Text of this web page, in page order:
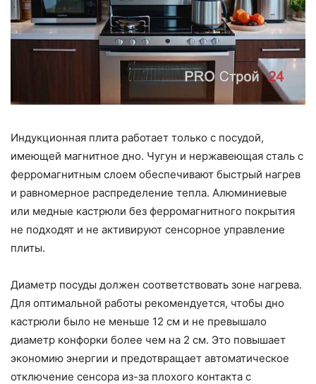
Индукционная плита работает только с посудой,
имеющей магнитное дно. Чугун и нержавеющая сталь с
ферромагнитным слоем обеспечивают быстрый нагрев
и равномерное распределение тепла. Алюминиевые
или медные кастрюли без ферромагнитного покрытия
не подходят и не активируют сенсорное управление
плиты.
Диаметр посуды должен соответствовать зоне нагрева.
Для оптимальной работы рекомендуется, чтобы дно
кастрюли было не меньше 12 см и не превышало
диаметр конфорки более чем на 2 см. Это повышает
экономию энергии и предотвращает автоматическое
отключение сенсора из-за плохого контакта с